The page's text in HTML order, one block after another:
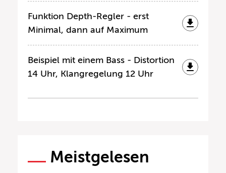
Funktion Depth-Regler - erst
Minimal, dann auf Maximum
Beispiel mit einem Bass - Distortion
14 Uhr, Klangregelung 12 Uhr
Meistgelesen